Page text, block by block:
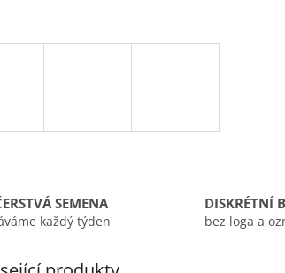
SEMENA
každý týden
DISKRÉTNÍ
bez loga a